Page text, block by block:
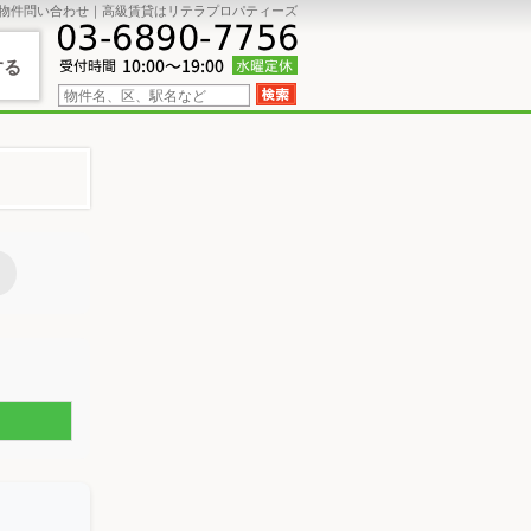
件問い合わせ｜高級賃貸はリテラプロパティーズ